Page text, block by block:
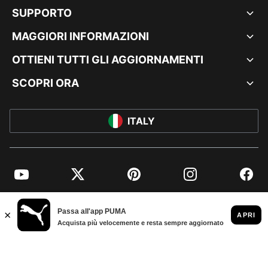
SUPPORTO
MAGGIORI INFORMAZIONI
OTTIENI TUTTI GLI AGGIORNAMENTI
SCOPRI ORA
ITALY
YouTube Twitter Pinterest Instagram
© PUMA EUROPE GMBH, 2026. TUTTI I DIRITTI RISERVATI
DATI AZIENDALI E LEGALI